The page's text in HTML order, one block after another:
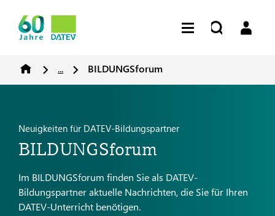
... BILDUNGSforum
Neuigkeiten für DATEV-Bildungspartner
BILDUNGSforum
Im BILDUNGSforum finden Sie als DATEV-
Bildungspartner aktuelle Nachrichten, die Sie für Ihren
DATEV-Unterricht benötigen.